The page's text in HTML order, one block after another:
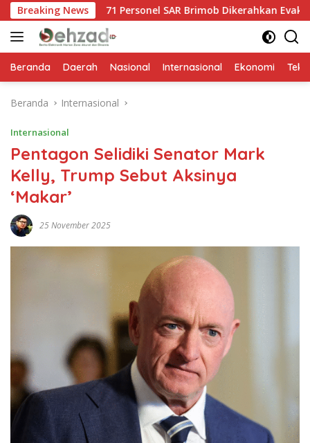
Langsung
ke
konten
Breaking News
71 Personel SAR Brimob Dikerahkan Evakuasi Korban
Beranda Daerah Nasional Internasional Ekonomi
Beranda Internasional
Internasional
Pentagon Selidiki Senator Mark
Kelly, Trump Sebut Aksinya
‘Makar’
25 November 2025